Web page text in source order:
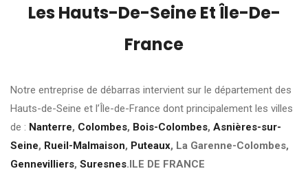
Les Hauts-De-Seine Et Île-De-
France
Notre entreprise de débarras intervient sur le département des
Hauts-de-Seine et l’Île-de-France dont principalement les villes
de : Nanterre, Colombes, Bois-Colombes, Asnières-sur-
Seine, Rueil-Malmaison, Puteaux, La Garenne-Colombes,
Gennevilliers, Suresnes.ILE DE FRANCE